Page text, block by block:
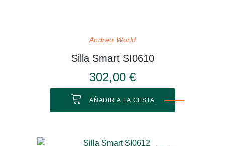
Andreu World
Silla Smart SI0610
302,00 €
AÑADIR A LA CESTA